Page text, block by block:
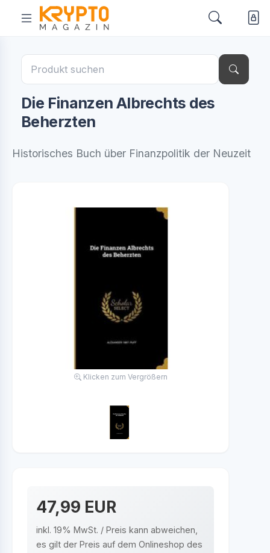
Die Finanzen Albrechts des
Beherzten
Historisches Buch über Finanzpolitik der Neuzeit
Klicken zum Vergrößern
47,99 EUR
inkl. 19% MwSt. / Preis kann abweichen,
es gilt der Preis auf dem Onlineshop des